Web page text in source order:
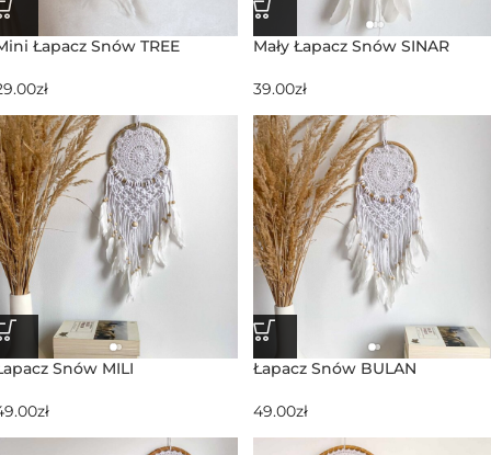
Łapacz Snów TREE
zł
Mały Łapacz Snów SINAR
39.00zł
Snów MILI
zł
Łapacz Snów BULAN
49.00zł